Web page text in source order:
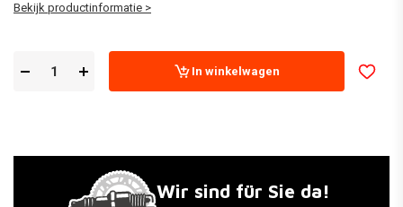
Bekijk productinformatie >
In winkelwagen
Wir sind für Sie da!